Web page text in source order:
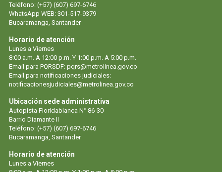
Teléfono: (+57) (607) 697-6746
WhatsApp WEB: 301-517-9379
Bucaramanga, Santander
Horario de atención
Lunes a Viernes
8:00 a.m. A 12:00 p.m. Y 1:00 p.m. A 5:00 p.m.
Email para PQRSDF: pqrs@metrolinea.gov.co
Email para notificaciones judiciales:
notificacionesjudiciales@metrolinea.gov.co
Ubicación sede administrativa
Autopista Floridablanca N° 86-30
Barrio Diamante II
Teléfono: (+57) (607) 697-6746
Bucaramanga, Santander
Horario de atención
Lunes a Viernes